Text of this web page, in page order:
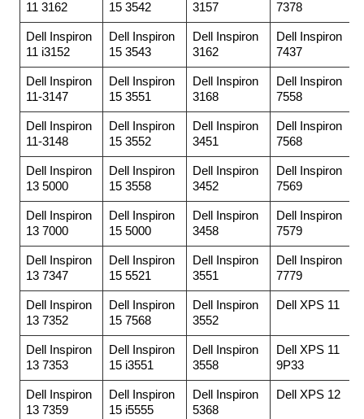
11 3162
15 3542
3157
7378
Dell Inspiron
11 i3152
Dell Inspiron
15 3543
Dell Inspiron
3162
Dell Inspiron
7437
Dell Inspiron
11-3147
Dell Inspiron
15 3551
Dell Inspiron
3168
Dell Inspiron
7558
Dell Inspiron
11-3148
Dell Inspiron
15 3552
Dell Inspiron
3451
Dell Inspiron
7568
Dell Inspiron
13 5000
Dell Inspiron
15 3558
Dell Inspiron
3452
Dell Inspiron
7569
Dell Inspiron
13 7000
Dell Inspiron
15 5000
Dell Inspiron
3458
Dell Inspiron
7579
Dell Inspiron
13 7347
Dell Inspiron
15 5521
Dell Inspiron
3551
Dell Inspiron
7779
Dell Inspiron
13 7352
Dell Inspiron
15 7568
Dell Inspiron
3552
Dell XPS 11
Dell Inspiron
13 7353
Dell Inspiron
15 i3551
Dell Inspiron
3558
Dell XPS 11
9P33
Dell Inspiron
13 7359
Dell Inspiron
15 i5555
Dell Inspiron
5368
Dell XPS 12